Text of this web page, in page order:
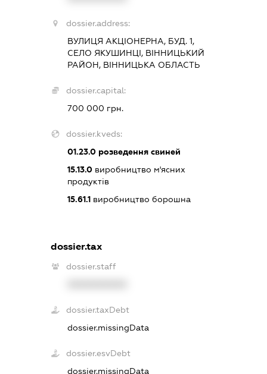
dossier.address:
ВУЛИЦЯ АКЦІОНЕРНА, БУД. 1,
СЕЛО ЯКУШИНЦІ, ВІННИЦЬКИЙ
РАЙОН, ВІННИЦЬКА ОБЛАСТЬ
dossier.capital:
700 000 грн.
dossier.kveds:
01.23.0 розведення свиней
15.13.0 виробництво м'ясних
продуктів
15.61.1 виробництво борошна
dossier.tax
dossier.staff
dossier.taxDebt
dossier.missingData
dossier.esvDebt
dossier.missingData